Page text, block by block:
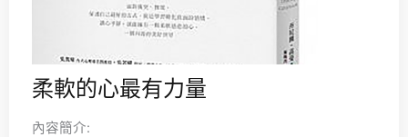
柔軟的心最有力量
內容簡介: